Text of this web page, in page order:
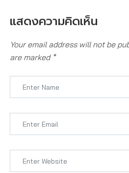
แสดงความคิดเห็น
Your email address will not be
are marked *